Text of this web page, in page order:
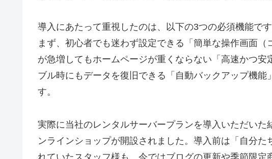
導入にあたって重視したのは、以下の3つの必須機能です
まず、初心者でも迷わず設定できる「簡単な操作画面
が急増してもホームページが重くならない「高速かつ
ブル時にもデータを復旧できる「自動バックアップ機
す。
実際に当社のレンタルサーバープランを導入いただい
ンラインショップが開設されました。導入前は「自分
れていたスタッフ様も、今ではブログの更新や季節限